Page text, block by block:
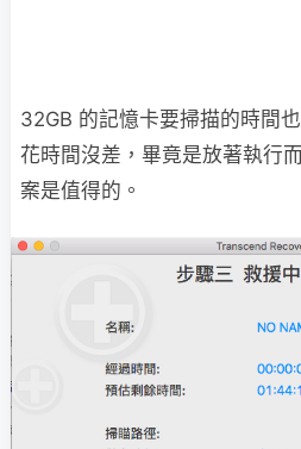
32GB 的記憶卡要掃描的時間
花時間沒差，畢竟是放著執行
案是值得的。